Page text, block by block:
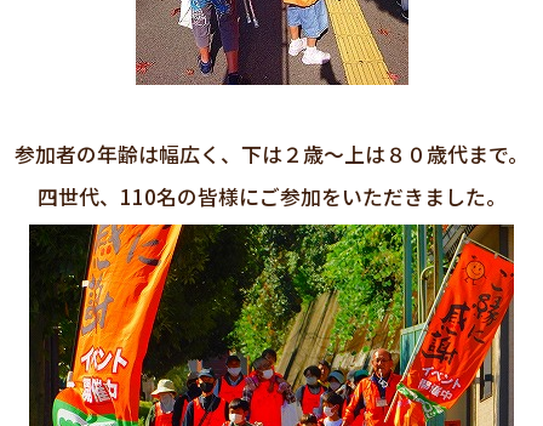
参加者の年齢は幅広く、下は２歳～上は８０歳代まで。
四世代、110名の皆様にご参加をいただきました。